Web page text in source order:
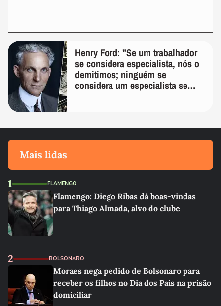
Henry Ford: "Se um trabalhador
se considera especialista, nós o
demitimos; ninguém se
considera um especialista se
Mais lidas
1 FLAMENGO
Flamengo: Diego Ribas dá boas-vindas
para Thiago Almada, alvo do clube
2 BOLSONARO
Moraes nega pedido de Bolsonaro para
receber os filhos no Dia dos Pais na prisão
domiciliar